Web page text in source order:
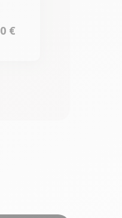
€